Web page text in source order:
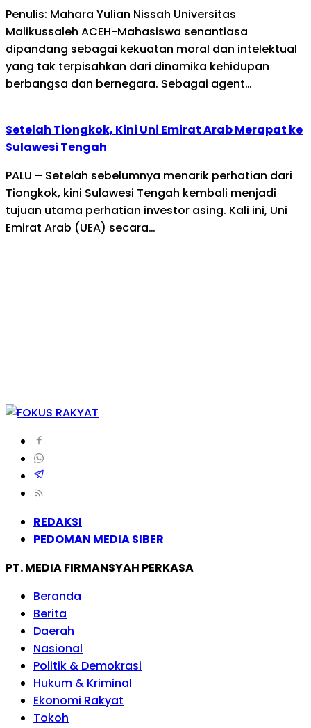
Penulis: Mahara Yulian Nissah Universitas
Malikussaleh ACEH-Mahasiswa senantiasa
dipandang sebagai kekuatan moral dan intelektual
yang tak terpisahkan dari dinamika kehidupan
berbangsa dan bernegara. Sebagai agent…
Setelah Tiongkok, Kini Uni Emirat Arab Merapat ke
Sulawesi Tengah
PALU – Setelah sebelumnya menarik perhatian dari
Tiongkok, kini Sulawesi Tengah kembali menjadi
tujuan utama perhatian investor asing. Kali ini, Uni
Emirat Arab (UEA) secara…
REDAKSI
PEDOMAN MEDIA SIBER
PT. MEDIA FIRMANSYAH PERKASA
Beranda
Berita
Daerah
Nasional
Politik & Demokrasi
Hukum & Kriminal
Ekonomi Rakyat
Tokoh